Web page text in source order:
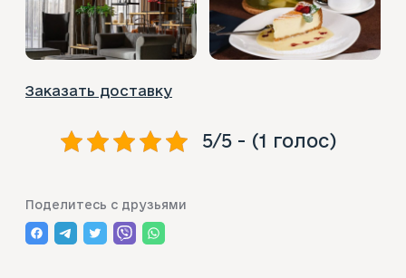
Заказать доставку
5/5 - (1 голос)
Поделитесь с друзьями